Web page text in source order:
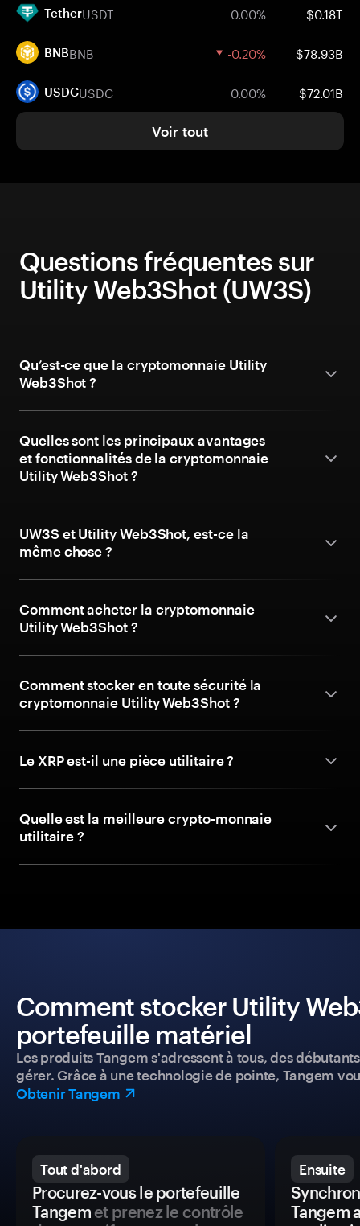
TetherUSDT 0.00% $0.18T
BNBBNB -0.20% $78.93B
USDCUSDC 0.00% $72.01B
Voir tout
Questions fréquentes sur
Utility Web3Shot (UW3S)
Qu’est-ce que la cryptomonnaie Utility
Web3Shot ?
Quelles sont les principaux avantages
et fonctionnalités de la cryptomonnaie
Utility Web3Shot ?
UW3S et Utility Web3Shot, est-ce la
même chose ?
Comment acheter la cryptomonnaie
Utility Web3Shot ?
Comment stocker en toute sécurité la
cryptomonnaie Utility Web3Shot ?
Le XRP est-il une pièce utilitaire ?
Quelle est la meilleure crypto-monnaie
utilitaire ?
Comment stocker Utility
portefeuille matériel
Les produits Tangem s'adressent à tous, des
gérer. Grâce à une technologie de pointe, Tangem
Obtenir Tangem
Tout d'abord
Procurez-vous le portefeuille
Tangemet prenez le contrôle
Ensuite
Tangem